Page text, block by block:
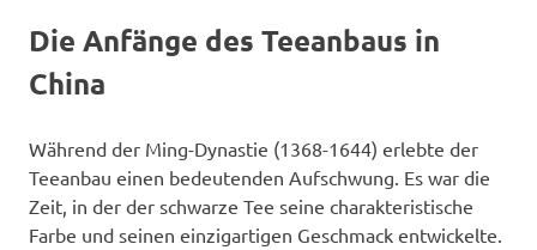
Die Anfänge des Teeanbaus in
China
Während der Ming-Dynastie (1368-1644) erlebte der
Teeanbau einen bedeutenden Aufschwung. Es war die
Zeit, in der der schwarze Tee seine charakteristische
Farbe und seinen einzigartigen Geschmack entwickelte.